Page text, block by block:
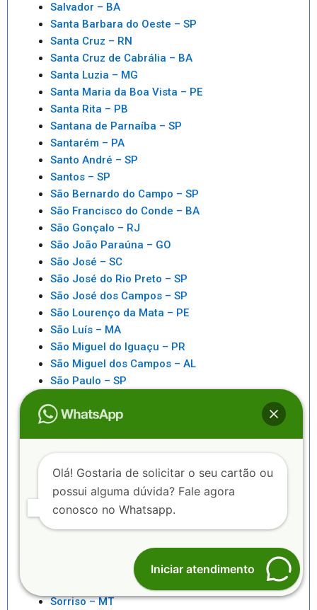
Salvador – BA
Santa Barbara do Oeste – SP
Santa Cruz – RN
Santa Cruz de Cabrália – BA
Santa Luzia – MG
Santa Maria da Boa Vista – PE
Santa Rita – PB
Santana de Parnaíba – SP
Santarém – PA
Santo André – SP
Santos – SP
São Bernardo do Campo – SP
São Francisco do Conde – BA
São Gonçalo – RJ
São João Paraúna – GO
São José – SC
São José do Rio Preto – SP
São José dos Campos – SP
São Lourenço da Mata – PE
São Luís – MA
São Miguel do Iguaçu – PR
São Miguel dos Campos – AL
São Paulo – SP
São Sebastiao – SP
Senhor do Bonfim – BA
Serra – ES
Serrinha – BA
Sete Lagoas – MG
Sorriso – MT
Olá! Gostaria de solicitar o seu cartão ou
possui alguma dúvida? Fale agora
conosco no Whatsapp.
Iniciar atendimento